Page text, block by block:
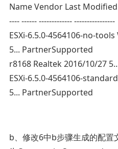
Name Vendor Last
---- ------ ------------- ----------------
ESXi-6.5.0-4564106-no-
5... PartnerSupported
r8168 Realtek 2016/10/27
ESXi-6.5.0-4564106-
5... PartnerSupported
b、修改6中b步骤生成的配